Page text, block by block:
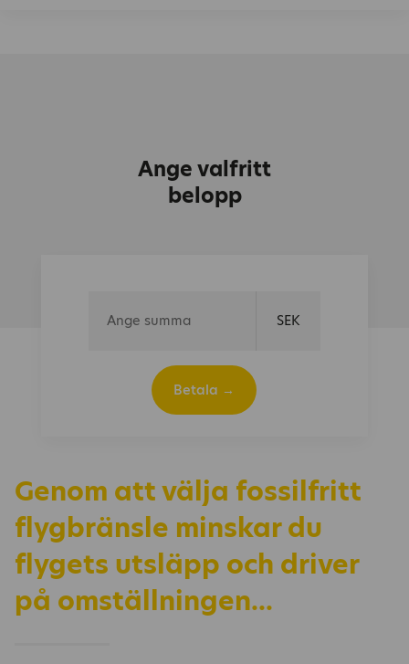
Ange valfritt
belopp
SEK
Betala →
Genom att välja fossilfritt
flygbränsle minskar du
flygets utsläpp och driver
på omställningen...